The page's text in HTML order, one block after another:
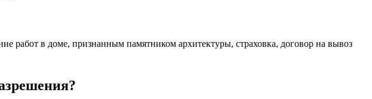
работ в доме, признанным памятником архитектуры, страховка, договор на вывоз